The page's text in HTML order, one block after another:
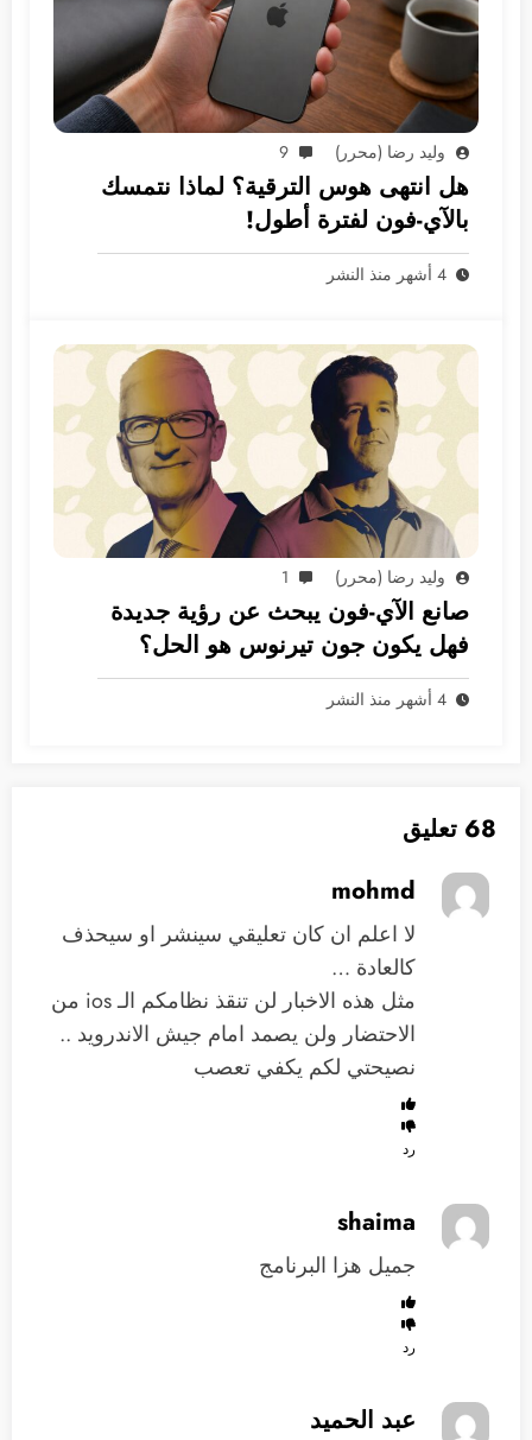
وليد رضا (محرر) 9
هل انتهى هوس الترقية؟ لماذا نتمسك
بالآي-فون لفترة أطول!
4 أشهر منذ النشر
وليد رضا (محرر) 1
صانع الآي-فون يبحث عن رؤية جديدة
فهل يكون جون تيرنوس هو الحل؟
4 أشهر منذ النشر
68 تعليق
mohmd
لا اعلم ان كان تعليقي سينشر او سيحذف
كالعادة …
مثل هذه الاخبار لن تنقذ نظامكم الـ ios من
الاحتضار ولن يصمد امام جيش الاندرويد ..
نصيحتي لكم يكفي تعصب
رد
shaima
جميل هزا البرنامج
رد
عبد الحميد